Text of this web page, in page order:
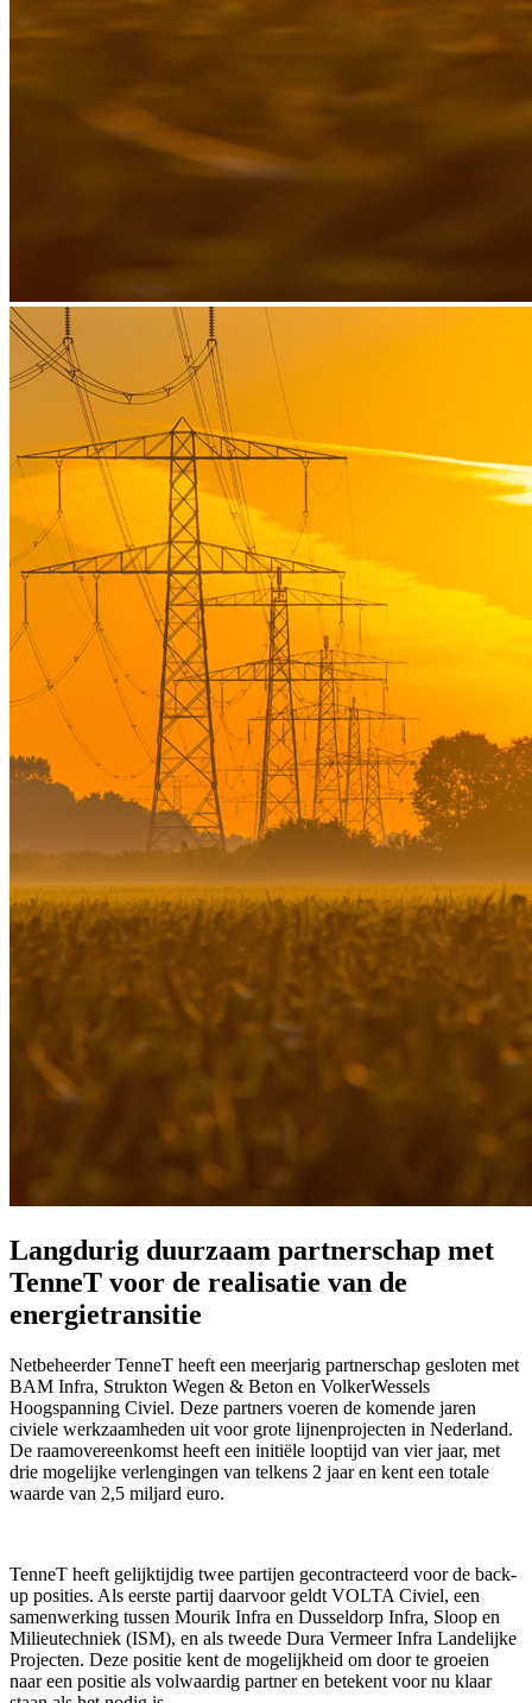
Langdurig duurzaam partnerschap met
TenneT voor de realisatie van de
energietransitie
Netbeheerder TenneT heeft een meerjarig partnerschap gesloten met
BAM Infra, Strukton Wegen & Beton en VolkerWessels
Hoogspanning Civiel. Deze partners voeren de komende jaren
civiele werkzaamheden uit voor grote lijnenprojecten in Nederland.
De raamovereenkomst heeft een initiële looptijd van vier jaar, met
drie mogelijke verlengingen van telkens 2 jaar en kent een totale
waarde van 2,5 miljard euro.
TenneT heeft gelijktijdig twee partijen gecontracteerd voor de back-
up posities. Als eerste partij daarvoor geldt VOLTA Civiel, een
samenwerking tussen Mourik Infra en Dusseldorp Infra, Sloop en
Milieutechniek (ISM), en als tweede Dura Vermeer Infra Landelijke
Projecten. Deze positie kent de mogelijkheid om door te groeien
naar een positie als volwaardig partner en betekent voor nu klaar